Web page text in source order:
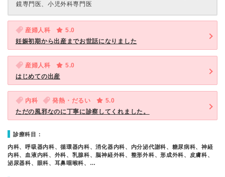
鏡専門医、小児外科専門医
産婦人科
5.0
妊娠初期から出産までお世話になりました
産婦人科
5.0
はじめての出産
内科 発熱・だるい
5.0
ただの風邪なのに丁寧に診察してくれました。
診療科目：
内科、呼吸器内科、循環器内科、消化器内科、内分泌代謝科、糖尿病科、神経
内科、血液内科、外科、乳腺科、脳神経外科、整形外科、形成外科、皮膚科、
泌尿器科、眼科、耳鼻咽喉科、…